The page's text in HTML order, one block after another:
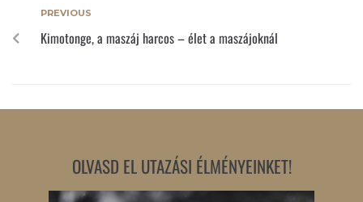
PREVIOUS
Kimotonge, a maszáj harcos – élet a maszájoknál
OLVASD EL UTAZÁSI ÉLMÉNYEINKET!